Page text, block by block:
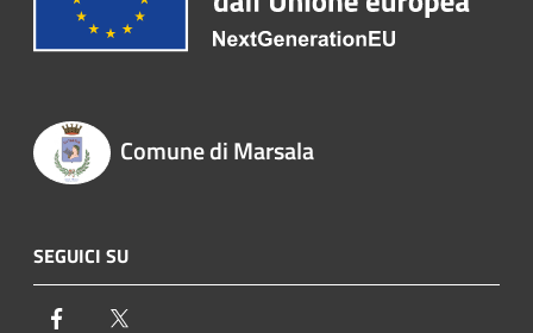
Comune di Marsala
SEGUICI SU
Facebook